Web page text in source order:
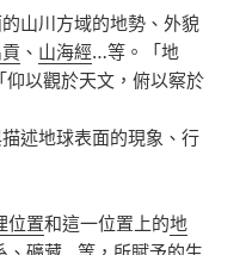
山川方域的地勢、外貌
、 山海經…等。「地
仰以觀於天文，俯以察於
述地球表面的現象、行
位置和這一位置上的地